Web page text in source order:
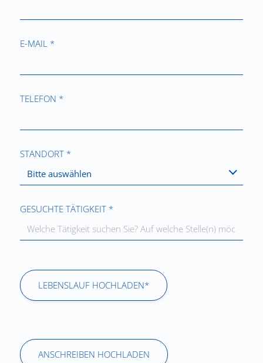
E-MAIL *
TELEFON *
STANDORT *
Bitte auswählen
GESUCHTE TÄTIGKEIT *
LEBENSLAUF HOCHLADEN*
ANSCHREIBEN HOCHLADEN